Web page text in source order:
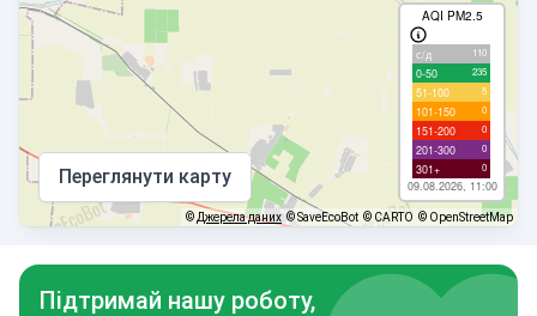
AQI PM2.5
с/д 110
0-50 235
51-100 5
101-150 0
151-200 0
201-300 0
301+ 0
09.08.2026, 11:00
Переглянути карту
© Джерела даних © SaveEcoBot © CARTO © OpenStreetMap
Підтримай нашу роботу,